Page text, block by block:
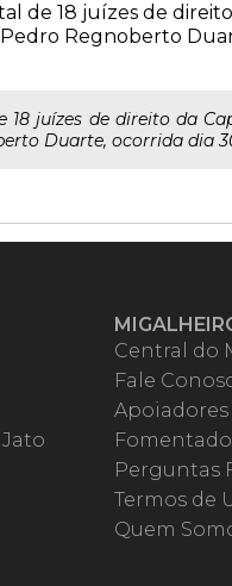
de 18 juízes de
Regnoberto
18 juízes de direito da
Duarte, ocorrida dia
Central do
Fale
Apoiadores
Perguntas
Termos de
Quem